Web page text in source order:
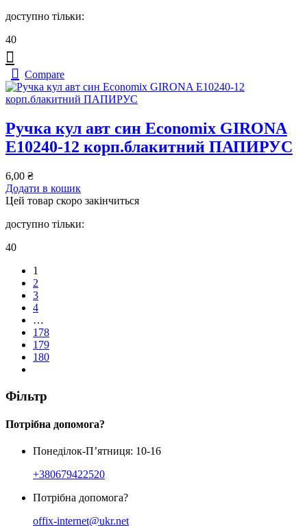
доступно тільки:
40
Compare
Ручка кул авт син Economix GIRONA
Е10240-12 корп.блакитний ПАПИРУС
6,00 ₴
Додати в кошик
Цей товар скоро закінчиться
доступно тільки:
40
1
2
3
4
…
178
179
180
Фільтр
Потрібна допомога?
Понеділок-П’ятниця: 10-16
+380679422520
Потрібна допомога?
offix-internet@ukr.net